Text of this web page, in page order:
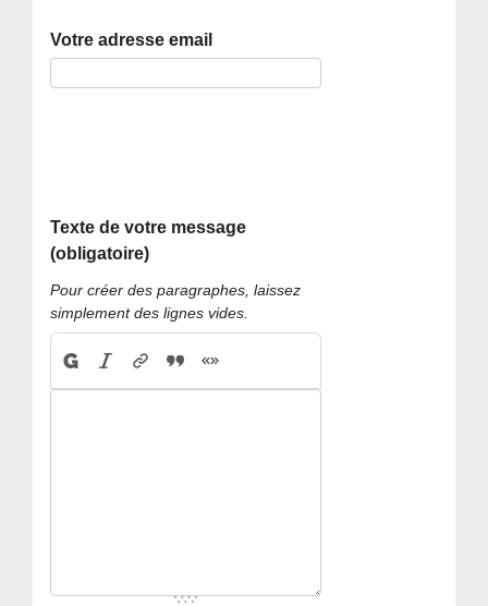
Votre adresse email
Texte de votre message
(obligatoire)
Pour créer des paragraphes, laissez
simplement des lignes vides.